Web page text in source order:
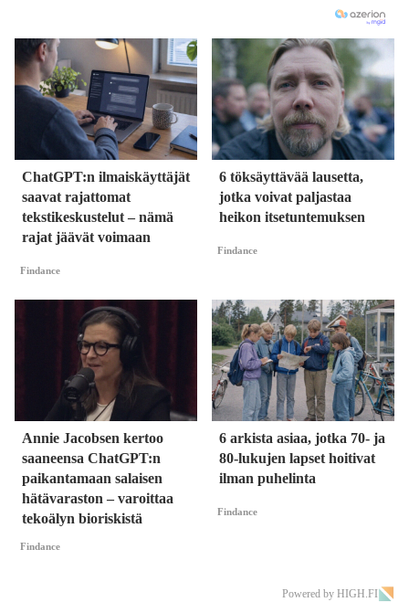
ChatGPT:n ilmaiskäyttäjät
saavat rajattomat
tekstikeskustelut – nämä
rajat jäävät voimaan
Findance
6 töksäyttävää lausetta,
jotka voivat paljastaa
heikon itsetuntemuksen
Findance
Annie Jacobsen kertoo
saaneensa ChatGPT:n
paikantamaan salaisen
hätävaraston – varoittaa
tekoälyn bioriskistä
Findance
6 arkista asiaa, jotka 70- ja
80-lukujen lapset hoitivat
ilman puhelinta
Findance
Powered by HIGH.FI